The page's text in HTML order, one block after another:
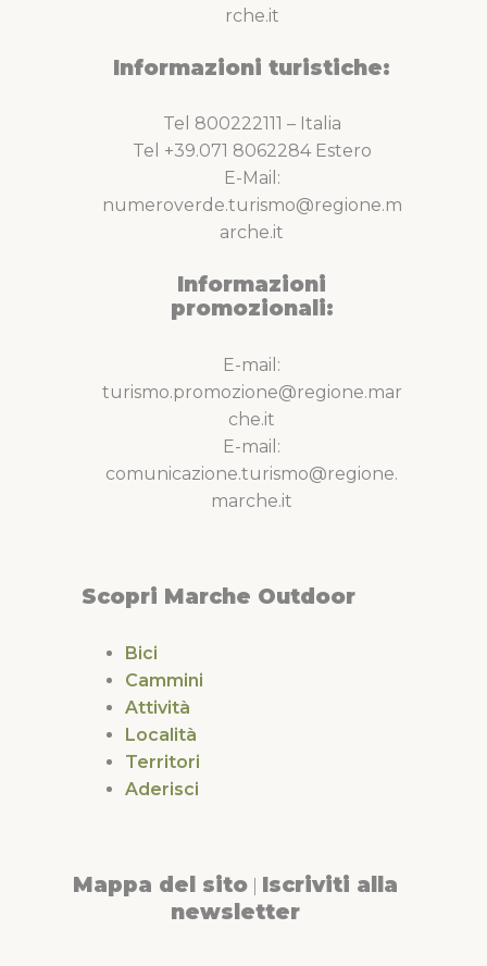
rche.it
Informazioni turistiche:
Tel 800222111 – Italia
Tel +39.071 8062284 Estero
E-Mail:
numeroverde.turismo@regione.m
arche.it
Informazioni
promozionali:
E-mail:
turismo.promozione@regione.mar
che.it
E-mail:
comunicazione.turismo@regione.
marche.it
Scopri Marche Outdoor
Bici
Cammini
Attività
Località
Territori
Aderisci
Mappa del sito Iscriviti alla
newsletter